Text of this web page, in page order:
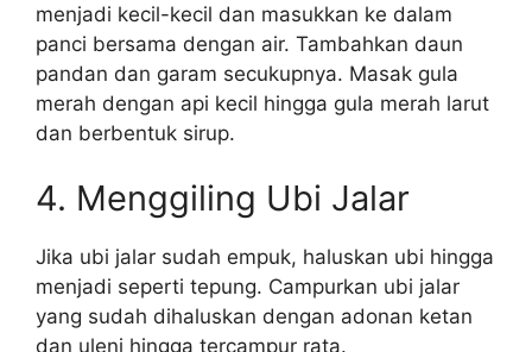
menjadi kecil-kecil dan masukkan ke dalam
panci bersama dengan air. Tambahkan daun
pandan dan garam secukupnya. Masak gula
merah dengan api kecil hingga gula merah larut
dan berbentuk sirup.
4. Menggiling Ubi Jalar
Jika ubi jalar sudah empuk, haluskan ubi hingga
menjadi seperti tepung. Campurkan ubi jalar
yang sudah dihaluskan dengan adonan ketan
dan uleni hingga tercampur rata.